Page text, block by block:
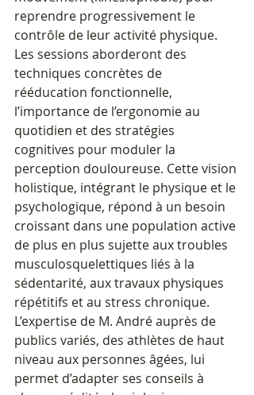
reprendre progressivement le
contrôle de leur activité physique.
Les sessions aborderont des
techniques concrètes de
rééducation fonctionnelle,
l’importance de l’ergonomie au
quotidien et des stratégies
cognitives pour moduler la
perception douloureuse. Cette vision
holistique, intégrant le physique et le
psychologique, répond à un besoin
croissant dans une population active
de plus en plus sujette aux troubles
musculosquelettiques liés à la
sédentarité, aux travaux physiques
répétitifs et au stress chronique.
L’expertise de M. André auprès de
publics variés, des athlètes de haut
niveau aux personnes âgées, lui
permet d’adapter ses conseils à